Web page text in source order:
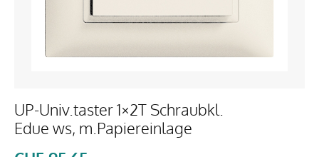
UP-Univ.taster 1×2T Schraubkl.
Edue ws, m.Papiereinlage